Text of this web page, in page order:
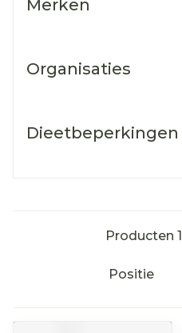
Merken
Organisaties
Dieetbeperkingen
Producten 1
Sorteer op: